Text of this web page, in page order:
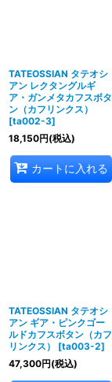
TATEOSSIAN タテオシ
アン レクタングルギ
ア・ガンメタカフスボタ
ン（カフリンクス）
[ta002-3]
18,150円(税込)
カートに入れる
TATEOSSIAN タテオシ
アン ギア・ピンクゴー
ルドカフスボタン（カフ
リンクス）
[ta003-2]
47,300円(税込)